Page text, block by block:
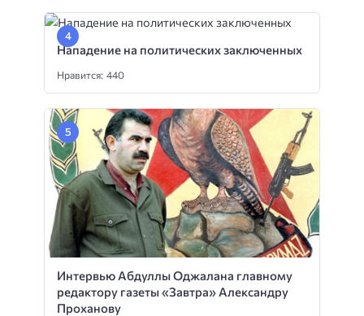
Нападение на политических заключенных
Нравится: 440
Интервью Абдуллы Оджалана главному
редактору газеты «Завтра» Александру
Проханову